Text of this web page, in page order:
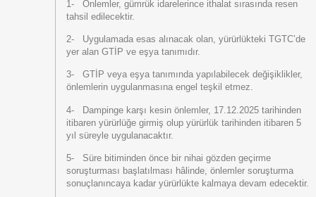
1- Önlemler, gümrük idarelerince ithalat sırasında resen
tahsil edilecektir.
2- Uygulamada esas alınacak olan, yürürlükteki TGTC’de
yer alan GTİP ve eşya tanımıdır.
3- GTİP veya eşya tanımında yapılabilecek değişiklikler,
önlemlerin uygulanmasına engel teşkil etmez.
4- Dampinge karşı kesin önlemler, 17.12.2025 tarihinden
itibaren yürürlüğe girmiş olup yürürlük tarihinden itibaren 5
yıl süreyle uygulanacaktır.
5- Süre bitiminden önce bir nihai gözden geçirme
soruşturması başlatılması hâlinde, önlemler soruşturma
sonuçlanıncaya kadar yürürlükte kalmaya devam edecektir.